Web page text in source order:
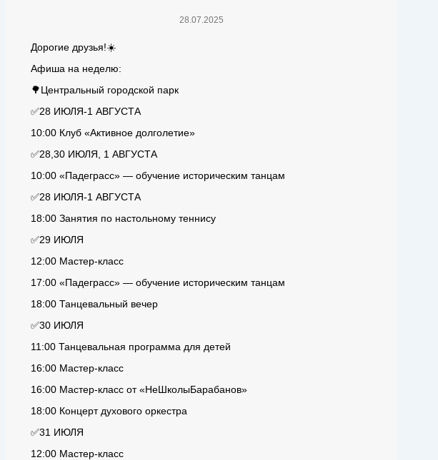
28.07.2025
Дорогие друзья!☀️
Афиша на неделю:
🌳Центральный городской парк
✅28 ИЮЛЯ-1 АВГУСТА
10:00 Клуб «Активное долголетие»
✅28,30 ИЮЛЯ, 1 АВГУСТА
10:00 «Падеграсс» — обучение историческим танцам
✅28 ИЮЛЯ-1 АВГУСТА
18:00 Занятия по настольному теннису
✅29 ИЮЛЯ
12:00 Мастер-класс
17:00 «Падеграсс» — обучение историческим танцам
18:00 Танцевальный вечер
✅30 ИЮЛЯ
11:00 Танцевальная программа для детей
16:00 Мастер-класс
16:00 Мастер-класс от «НеШколыБарабанов»
18:00 Концерт духового оркестра
✅31 ИЮЛЯ
12:00 Мастер-класс